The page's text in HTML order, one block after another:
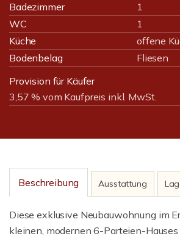
Badezimmer
1
WC
1
Küche
offene
Bodenbelag
Fliesen
Provision für Käufer
3,57 % vom Kaufpreis inkl. MwSt.
Beschreibung Ausstattung
Diese exklusive Neubauwohnung im
kleinen, modernen 6-Parteien-